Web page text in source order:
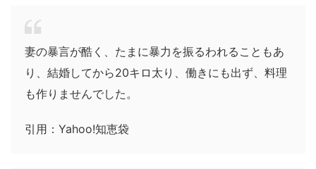
妻の暴言が酷く、たまに暴力を振るわれることもあ
り、結婚してから20キロ太り、働きにも出ず、料理
も作りませんでした。
引用：Yahoo!知恵袋